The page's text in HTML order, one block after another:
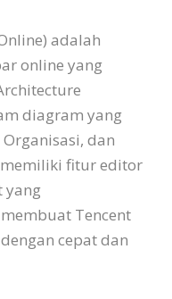
adalah
online yang
diagram yang
Organisasi, dan
fitur editor
yang
Tencent
cepat dan